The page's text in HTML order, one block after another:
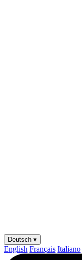
Deutsch ▾
English Français Italiano